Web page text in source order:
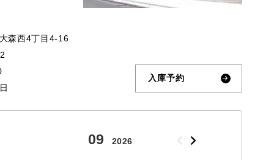
森西4丁目4-16
入庫予約
09 2026